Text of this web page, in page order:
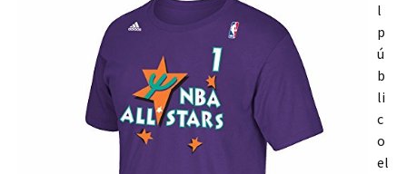
l
p
ú
b
li
c
o
el